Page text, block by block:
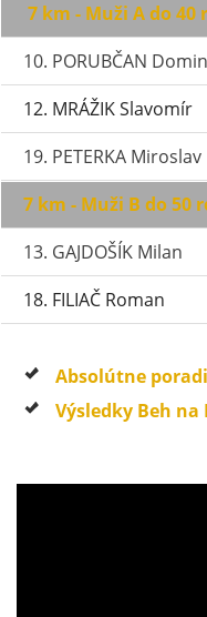
7 km - Muži A do 40
10. PORUBČAN
12. MRÁŽIK Slavomír
19. PETERKA Miroslav
7 km - Muži B do 50
13. GAJDOŠÍK Milan
18. FILIAČ Roman
Absolútne
Výsledky Beh